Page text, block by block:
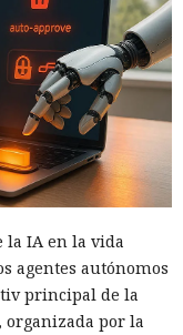
la IA en la vida
agentes autónomos
principal de la
, organizada por la